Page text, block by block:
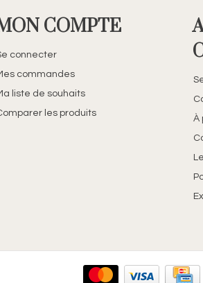
COMPTE
connecter
commandes
liste de souhaits
les produits
À